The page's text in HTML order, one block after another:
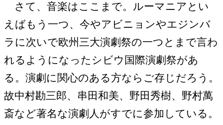
さて、音楽はここまで。ルーマニアとい
えばもう一つ、今やアビニョンやエジンバ
ラに次いで欧州三大演劇祭の一つとまで言わ
れるようになったシビウ国際演劇祭があ
る。演劇に関心のある方ならご存じだろう。
故中村勘三郎、串田和美、野田秀樹、野村萬
斎など著名な演劇人がすでに参加している。